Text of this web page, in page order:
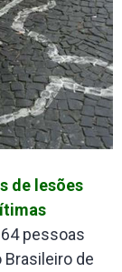
de lesões
pessoas
de